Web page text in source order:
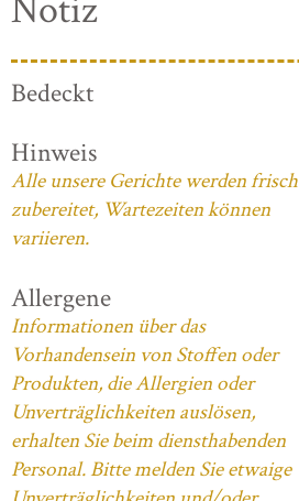
Notiz
Bedeckt
Hinweis
Alle unsere Gerichte werden frisch
zubereitet, Wartezeiten können
variieren.
Allergene
Informationen über das
Vorhandensein von Stoffen oder
Produkten, die Allergien oder
Unverträglichkeiten auslösen,
erhalten Sie beim diensthabenden
Personal. Bitte melden Sie etwaige